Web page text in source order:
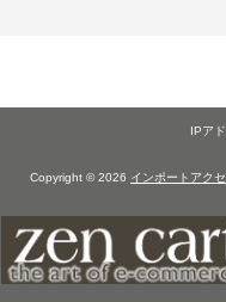
Copyright © 2026 インポートアク